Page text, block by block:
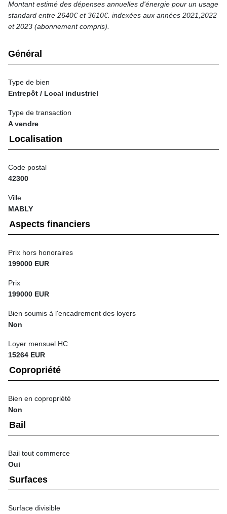
Montant estimé des dépenses annuelles d'énergie pour un usage
standard entre 2640€ et 3610€. indexées aux années 2021,2022
et 2023 (abonnement compris).
Général
Type de bien
Entrepôt / Local industriel
Type de transaction
A vendre
Localisation
Code postal
42300
Ville
MABLY
Aspects financiers
Prix hors honoraires
199000 EUR
Prix
199000 EUR
Bien soumis à l'encadrement des loyers
Non
Loyer mensuel HC
15264 EUR
Copropriété
Bien en copropriété
Non
Bail
Bail tout commerce
Oui
Surfaces
Surface divisible